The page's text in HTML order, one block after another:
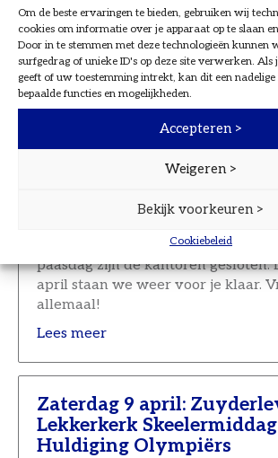
Om de beste ervaringen te bieden, gebruiken wij
cookies om informatie over je apparaat op te slaan
Door in te stemmen met deze technologieën kunnen
surfgedrag of unieke ID's op deze site verwerken. Als
geeft of uw toestemming intrekt, kan dit een nadelige
bepaalde functies en mogelijkheden.
Accepteren >
Weigeren >
Bekijk voorkeuren >
Cookiebeleid
veilig online bankieren, waar je op
Lees meer
Openingstijden Pasen
Het is bijna Pasen. En het belooft een
maximaal van het lange weekend
om 12:30 uur onze kantoordeuren.
paasdag zijn de kantoren gesloten.
april staan we weer voor je klaar.
allemaal!
Lees meer
Zaterdag 9 april:
Lekkerkerk
Huldiging Olympiërs